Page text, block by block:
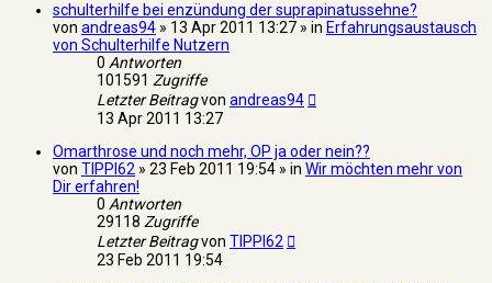
schulterhilfe bei enzündung der suprapinatussehne?
von andreas94 » 13 Apr 2011 13:27 » in Erfahrungsaustausch
von Schulterhilfe Nutzern
0 Antworten
101591 Zugriffe
Letzter Beitragvon andreas94
13 Apr 2011 13:27
Omarthrose und noch mehr, OP ja oder nein??
von TIPPI62 » 23 Feb 2011 19:54 » in Wir möchten mehr von
Dir erfahren!
0 Antworten
29118 Zugriffe
Letzter Beitragvon TIPPI62
23 Feb 2011 19:54